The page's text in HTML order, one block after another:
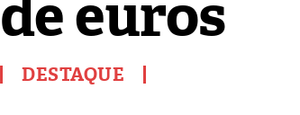
de euros
DESTAQUE